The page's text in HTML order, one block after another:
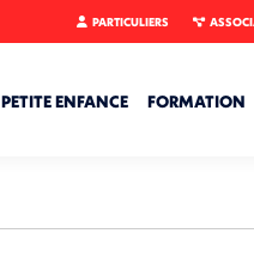
PARTICULIERS
PETITE ENFANCE FORMATION